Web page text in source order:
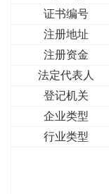
证书编号
注册地址
注册资金
法定代表人
登记机关
企业类型
行业类型